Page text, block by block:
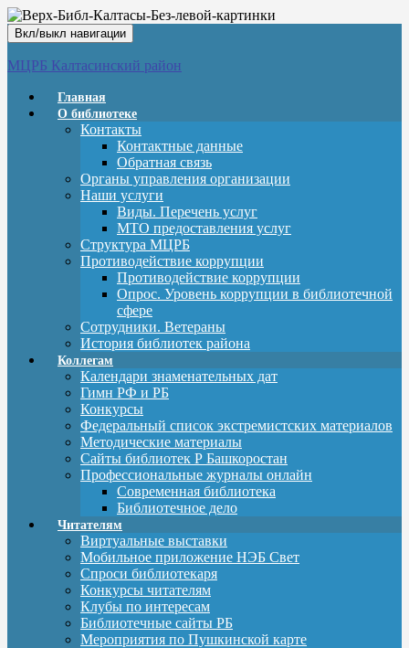
Вкл/выкл навигации
МЦРБ Калтасинский район
Главная
О библиотеке
Контакты
Контактные данные
Обратная связь
Органы управления организации
Наши услуги
Виды. Перечень услуг
МТО предоставления услуг
Структура МЦРБ
Противодействие коррупции
Противодействие коррупции
Опрос. Уровень коррупции в библиотечной
сфере
Сотрудники. Ветераны
История библиотек района
Коллегам
Календари знаменательных дат
Гимн РФ и РБ
Конкурсы
Федеральный список экстремистских материалов
Методические материалы
Сайты библиотек Р Башкоростан
Профессиональные журналы онлайн
Современная библиотека
Библиотечное дело
Читателям
Виртуальные выставки
Мобильное приложение НЭБ Свет
Спроси библиотекаря
Конкурсы читателям
Клубы по интересам
Библиотечные сайты РБ
Мероприятия по Пушкинской карте